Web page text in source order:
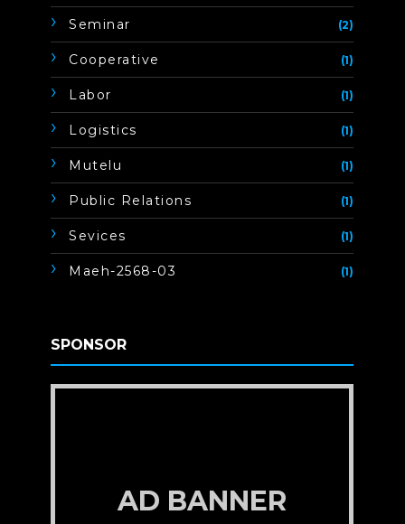
Seminar (2)
Cooperative (1)
Labor (1)
Logistics (1)
Mutelu (1)
Public Relations (1)
Sevices (1)
Maeh-2568-03 (1)
SPONSOR
AD BANNER